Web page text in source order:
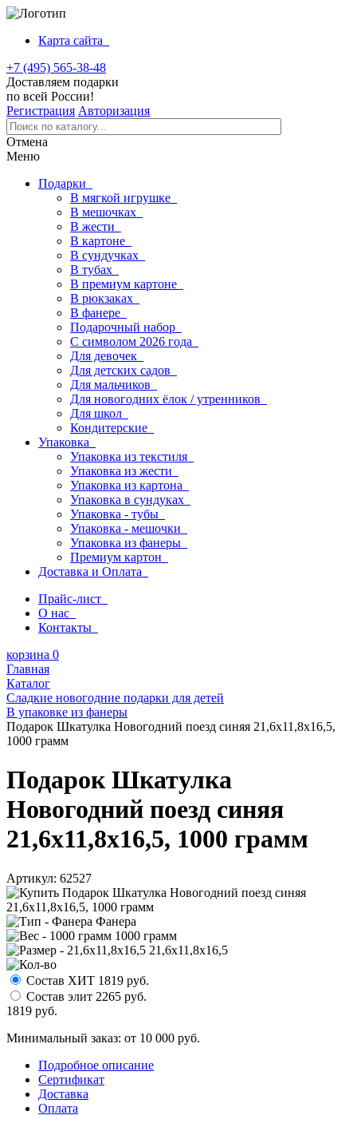
Карта сайта
+7 (495) 565-38-48
Доставляем подарки
по всей России!
Регистрация Авторизация
Отмена
Меню
Подарки
В мягкой игрушке
В мешочках
В жести
В картоне
В сундучках
В тубах
В премиум картоне
В рюкзаках
В фанере
Подарочный набор
С символом 2026 года
Для девочек
Для детских садов
Для мальчиков
Для новогодних ёлок / утренников
Для школ
Кондитерские
Упаковка
Упаковка из текстиля
Упаковка из жести
Упаковка из картона
Упаковка в сундуках
Упаковка - тубы
Упаковка - мешочки
Упаковка из фанеры
Премиум картон
Доставка и Оплата
Прайс-лист
О нас
Контакты
корзина 0
Главная
Каталог
Сладкие новогодние подарки для детей
В упаковке из фанеры
Подарок Шкатулка Новогодний поезд синяя 21,6x11,8x16,5,
1000 грамм
Подарок Шкатулка
Новогодний поезд синяя
21,6x11,8x16,5, 1000 грамм
Артикул: 62527
Фанера
1000 грамм
21,6x11,8x16,5
Состав ХИТ 1819 руб.
Состав элит 2265 руб.
1819 руб.
Минимальный заказ: от 10 000 руб.
Подробное описание
Сертификат
Доставка
Оплата